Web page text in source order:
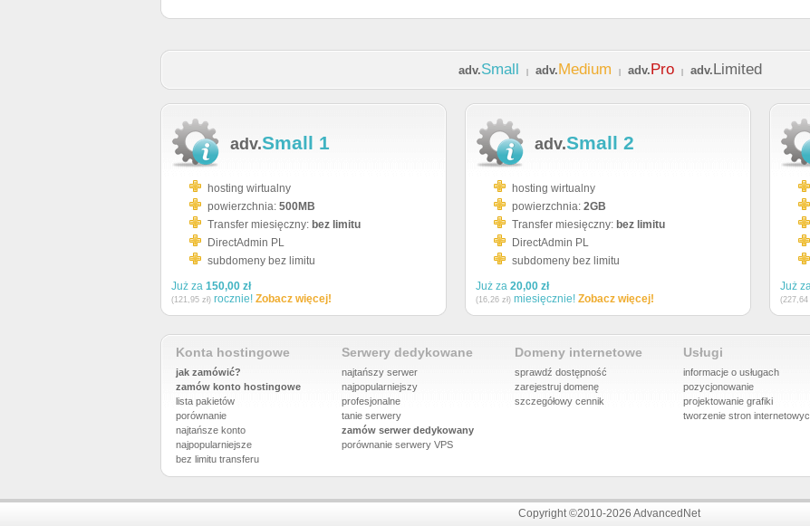
adv.Small adv.Medium adv.Pro adv.Limited
adv.Small 1
hosting wirtualny
powierzchnia: 500MB
Transfer miesięczny: bez limitu
DirectAdmin PL
subdomeny bez limitu
Już za 150,00 zł
(121,95 zł) rocznie! Zobacz więcej!
adv.Small 2
hosting wirtualny
powierzchnia: 2GB
Transfer miesięczny: bez limitu
DirectAdmin PL
subdomeny bez limitu
Już za 20,00 zł
(16,26 zł) miesięcznie! Zobacz więcej!
Już
(227,64
Konta hostingowe
jak zamówić?
zamów konto hostingowe
lista pakietów
porównanie
najtańsze konto
najpopularniejsze
bez limitu transferu
Serwery dedykowane
najtańszy serwer
najpopularniejszy
profesjonalne
tanie serwery
zamów serwer dedykowany
porównanie serwery VPS
Domeny internetowe
sprawdź dostępność
zarejestruj domenę
szczegółowy cennik
Usługi
informacje o usługach
pozycjonowanie
projektowanie grafiki
tworzenie stron
Copyright ©2010-2026 AdvancedNet